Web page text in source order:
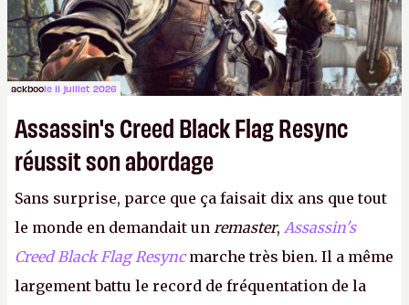
ackboole 11 juillet 2026
Assassin's Creed Black Flag Resync
réussit son abordage
Sans surprise, parce que ça faisait dix ans que tout
le monde en demandait un remaster, Assassin's
Creed Black Flag Resyncmarche très bien. Il a même
largement battu le record de fréquentation de la